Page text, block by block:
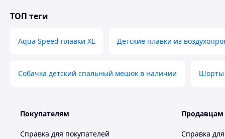
ТОП теги
Aqua Speed плавки XL Детские плавки из
Собачка детский спальный мешок в наличии Шорты
Покупателям
Справка для покупателей
Продавцам
Справка